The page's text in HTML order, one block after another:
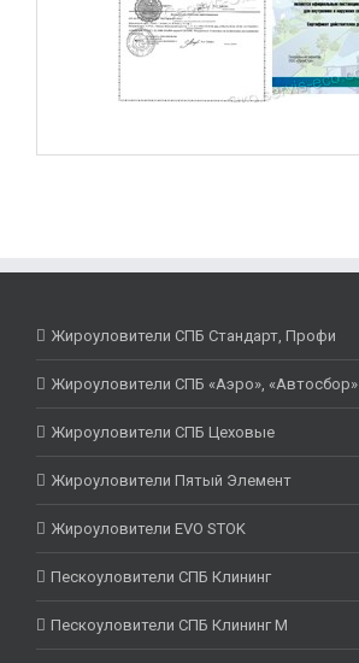
Жироуловители СПБ Стандарт, Профи
Жироуловители СПБ «Аэро», «Автосбор»
Жироуловители СПБ Цеховые
Жироуловители Пятый Элемент
Жироуловители EVO STOK
Пескоуловители СПБ Клининг
Пескоуловители СПБ Клининг М